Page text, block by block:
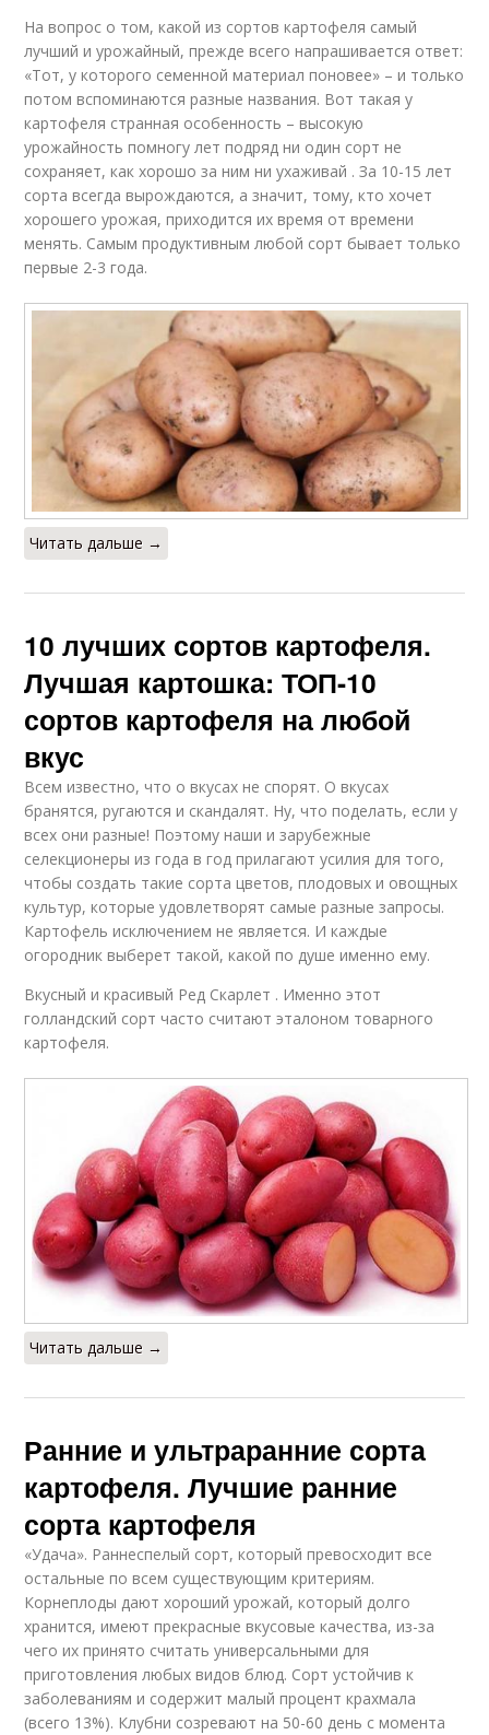
На вопрос о том, какой из сортов картофеля самый
лучший и урожайный, прежде всего напрашивается ответ:
«Тот, у которого семенной материал поновее» – и только
потом вспоминаются разные названия. Вот такая у
картофеля странная особенность – высокую
урожайность помногу лет подряд ни один сорт не
сохраняет, как хорошо за ним ни ухаживай . За 10-15 лет
сорта всегда вырождаются, а значит, тому, кто хочет
хорошего урожая, приходится их время от времени
менять. Самым продуктивным любой сорт бывает только
первые 2-3 года.
Читать дальше →
10 лучших сортов картофеля.
Лучшая картошка: ТОП-10
сортов картофеля на любой
вкус
Всем известно, что о вкусах не спорят. О вкусах
бранятся, ругаются и скандалят. Ну, что поделать, если у
всех они разные! Поэтому наши и зарубежные
селекционеры из года в год прилагают усилия для того,
чтобы создать такие сорта цветов, плодовых и овощных
культур, которые удовлетворят самые разные запросы.
Картофель исключением не является. И каждые
огородник выберет такой, какой по душе именно ему.
Вкусный и красивый Ред Скарлет . Именно этот
голландский сорт часто считают эталоном товарного
картофеля.
Читать дальше →
Ранние и ультраранние сорта
картофеля. Лучшие ранние
сорта картофеля
«Удача». Раннеспелый сорт, который превосходит все
остальные по всем существующим критериям.
Корнеплоды дают хороший урожай, который долго
хранится, имеют прекрасные вкусовые качества, из-за
чего их принято считать универсальными для
приготовления любых видов блюд. Сорт устойчив к
заболеваниям и содержит малый процент крахмала
(всего 13%). Клубни созревают на 50-60 день с момента